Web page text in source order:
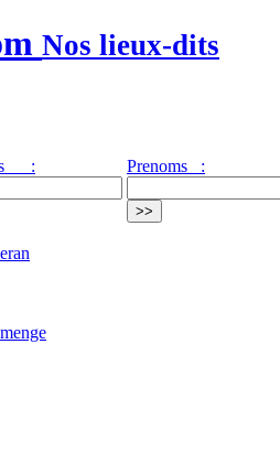
Nos lieux-dits
: Prenoms :